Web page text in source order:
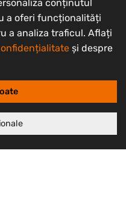
conținutul
a oferi funcționalități
a analiza traficul. Aflați
și despre